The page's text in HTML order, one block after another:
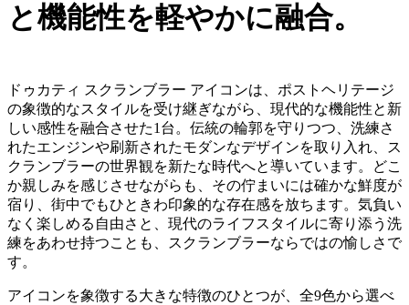
と機能性を軽やかに融合。
ドゥカティ スクランブラー アイコンは、ポストヘリテージ
の象徴的なスタイルを受け継ぎながら、現代的な機能性と新
しい感性を融合させた1台。伝統の輪郭を守りつつ、洗練さ
れたエンジンや刷新されたモダンなデザインを取り入れ、ス
クランブラーの世界観を新たな時代へと導いています。どこ
か親しみを感じさせながらも、その佇まいには確かな鮮度が
宿り、街中でもひときわ印象的な存在感を放ちます。気負い
なく楽しめる自由さと、現代のライフスタイルに寄り添う洗
練をあわせ持つことも、スクランブラーならではの愉しさで
す。
アイコンを象徴する大きな特徴のひとつが、全9色から選べ